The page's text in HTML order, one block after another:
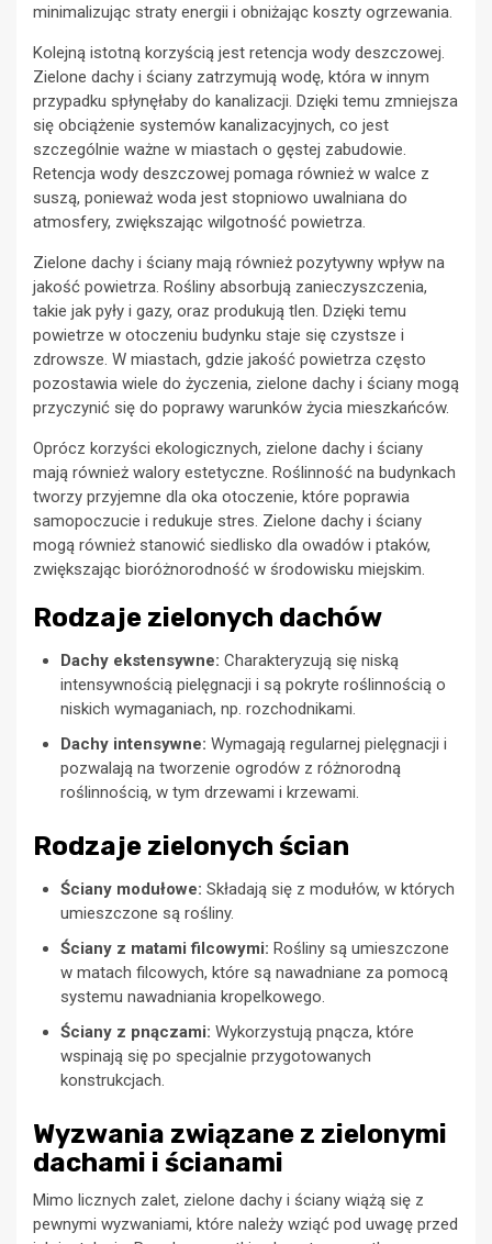
minimalizując straty energii i obniżając koszty ogrzewania.
Kolejną istotną korzyścią jest retencja wody deszczowej.
Zielone dachy i ściany zatrzymują wodę, która w innym
przypadku spłynęłaby do kanalizacji. Dzięki temu zmniejsza
się obciążenie systemów kanalizacyjnych, co jest
szczególnie ważne w miastach o gęstej zabudowie.
Retencja wody deszczowej pomaga również w walce z
suszą, ponieważ woda jest stopniowo uwalniana do
atmosfery, zwiększając wilgotność powietrza.
Zielone dachy i ściany mają również pozytywny wpływ na
jakość powietrza. Rośliny absorbują zanieczyszczenia,
takie jak pyły i gazy, oraz produkują tlen. Dzięki temu
powietrze w otoczeniu budynku staje się czystsze i
zdrowsze. W miastach, gdzie jakość powietrza często
pozostawia wiele do życzenia, zielone dachy i ściany mogą
przyczynić się do poprawy warunków życia mieszkańców.
Oprócz korzyści ekologicznych, zielone dachy i ściany
mają również walory estetyczne. Roślinność na budynkach
tworzy przyjemne dla oka otoczenie, które poprawia
samopoczucie i redukuje stres. Zielone dachy i ściany
mogą również stanowić siedlisko dla owadów i ptaków,
zwiększając bioróżnorodność w środowisku miejskim.
Rodzaje zielonych dachów
Dachy ekstensywne: Charakteryzują się niską
intensywnością pielęgnacji i są pokryte roślinnością o
niskich wymaganiach, np. rozchodnikami.
Dachy intensywne: Wymagają regularnej pielęgnacji i
pozwalają na tworzenie ogrodów z różnorodną
roślinnością, w tym drzewami i krzewami.
Rodzaje zielonych ścian
Ściany modułowe: Składają się z modułów, w których
umieszczone są rośliny.
Ściany z matami filcowymi: Rośliny są umieszczone
w matach filcowych, które są nawadniane za pomocą
systemu nawadniania kropelkowego.
Ściany z pnączami: Wykorzystują pnącza, które
wspinają się po specjalnie przygotowanych
konstrukcjach.
Wyzwania związane z zielonymi
dachami i ścianami
Mimo licznych zalet, zielone dachy i ściany wiążą się z
pewnymi wyzwaniami, które należy wziąć pod uwagę przed